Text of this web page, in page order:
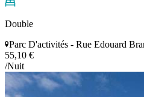
Double
Parc D'activités - Rue Edouard
55,10 €
/Nuit